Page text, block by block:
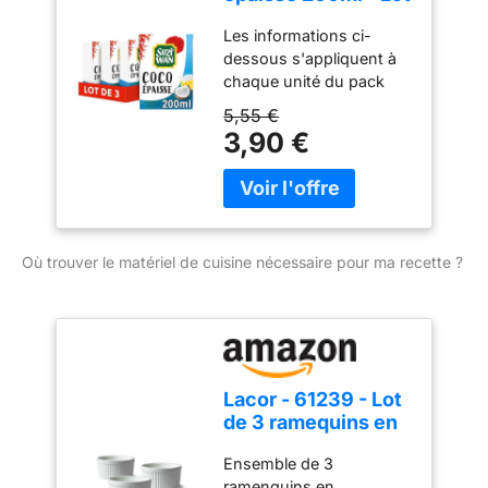
Les informations ci-
dessous s'appliquent à
chaque unité du pack
CREME DE COCO
ONCTUEUSE: La Crème
de Coco Suzi Wan vous
permettra de réaliser de
délicieux plats salés ou
tous vos plats
à tous les régimes
alimentaires. Un allié
parfait au quotidien pour
des plats et desserts
rapides à préparer
5,55 €
3,90 €
Où trouver le matériel de cuisine nécessaire pour ma recette ?
Lacor - 61239 - Lot
de 3 ramequins en
finition lisse et
Ensemble de 3